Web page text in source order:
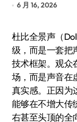
6 月 16, 2026
杜比全景声（Dolby Atmos）并非简单的环绕声升
级，而是一套把
技术框架。观众
场，而是声音在
真实感。正因为
能够在不增大传
右甚至头顶的全